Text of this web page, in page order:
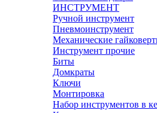
ИНСТРУМЕНТ
Ручной инструмент
Пневмоинструмент
Механические
Инструмент прочиe
Биты
Домкраты
Ключи
Монтировка
Набор инструментов в